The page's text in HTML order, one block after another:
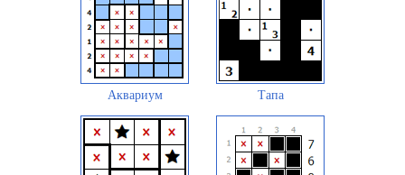
Аквариум Тапа